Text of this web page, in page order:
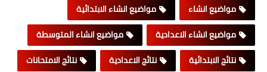
مواضيع انشاء
مواضيع انشاء الابتدائية
مواضيع انشاء الاعدادية
مواضيع انشاء المتوسطة
نتائج الابتدائية
نتائج الاعدادية
نتائج الامتحانات